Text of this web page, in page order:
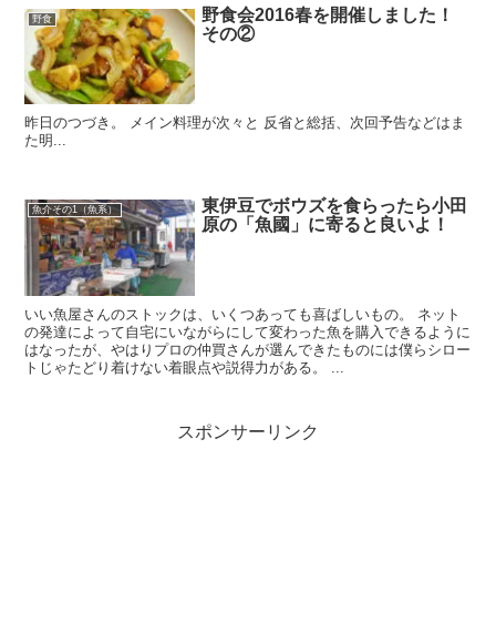
野食
野食会2016春を開催しました！
その②
昨日のつづき。 メイン料理が次々と 反省と総括、次回予告などはま
た明...
魚介その1（魚系）
東伊豆でボウズを食らったら小田
原の「魚國」に寄ると良いよ！
いい魚屋さんのストックは、いくつあっても喜ばしいもの。 ネット
の発達によって自宅にいながらにして変わった魚を購入できるように
はなったが、やはりプロの仲買さんが選んできたものには僕らシロー
トじゃたどり着けない着眼点や説得力がある。 ...
スポンサーリンク